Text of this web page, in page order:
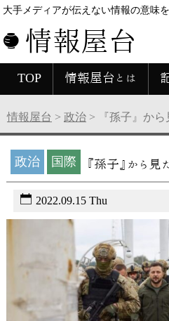
大手メディアが伝えない情報の意味
情報屋台
TOP 情報屋台とは
情報屋台 > 政治 > 『孫子』か
政治 国際 『孫子』から見
2022.09.15 Thu